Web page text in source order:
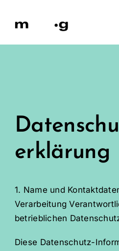
Inhalt
erklärung
1. Name und
Verarbeitung
betrieblichen
Diese Datenschutz-